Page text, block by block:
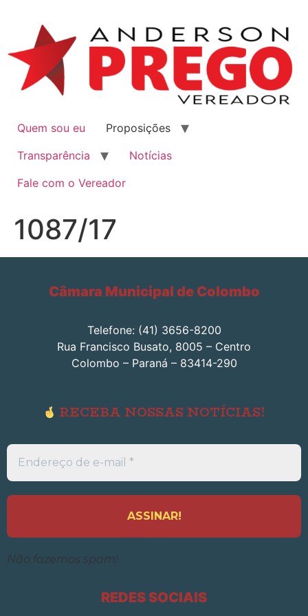
Quem sou eu
Proposições
Transparência
Notícias
Fale com o Vereador
1087/17
Câmara Municipal de Colombo
Telefone: (41) 3656-8200
Rua Francisco Busato, 8005 – Centro
Colombo – Paraná – 83414-290
RECEBA NOSSAS NOTÍCIAS!
Endereço
de
e-
*
Não fazemos spam!
REDES SOCIAIS